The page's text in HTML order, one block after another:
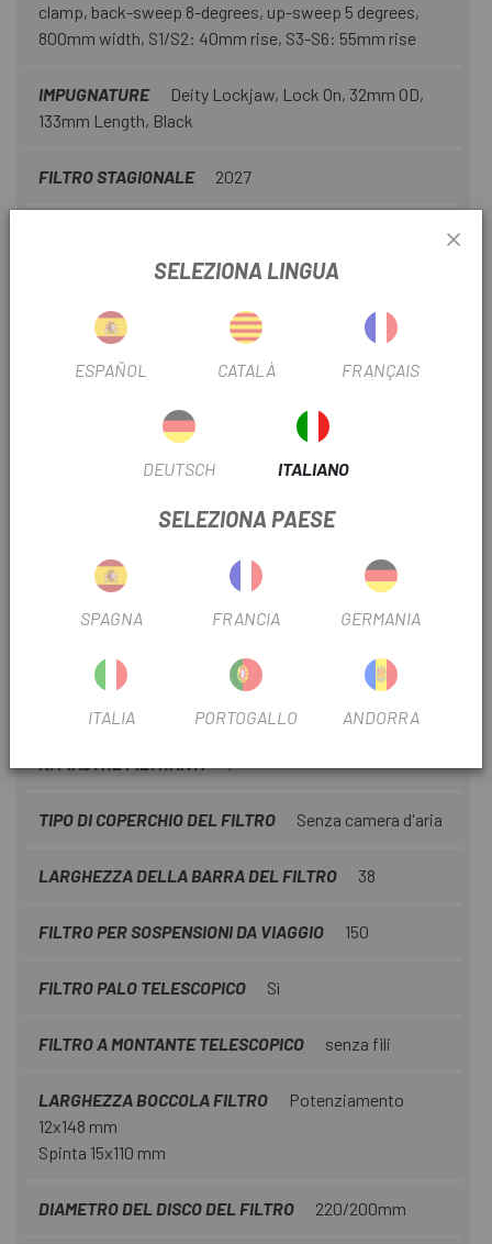
clamp, back-sweep 8-degrees, up-sweep 5 degrees,
800mm width, S1/S2: 40mm rise, S3-S6: 55mm rise
IMPUGNATURE
Deity Lockjaw, Lock On, 32mm OD,
133mm Length, Black
FILTRO STAGIONALE 2027
FILTRO MATERIALE Carbonio
FILTRO MOTORE Specialized
FILTRO BATTERIA 840
FILTRO MODALITÀ MONTAGNA
TIPO FILTRO DI TRASMISSIONE elettronica
N. PIASTRE FILTRANTI 1
TIPO DI COPERCHIO DEL FILTRO Senza camera d'aria
LARGHEZZA DELLA BARRA DEL FILTRO 38
FILTRO PER SOSPENSIONI DA VIAGGIO 150
FILTRO PALO TELESCOPICO Sì
FILTRO A MONTANTE TELESCOPICO senza fili
LARGHEZZA BOCCOLA FILTRO
Potenziamento
12x148 mm
Spinta 15x110 mm
DIAMETRO DEL DISCO DEL FILTRO 220/200mm
SELEZIONA LINGUA
ESPAÑOL CATALÀ FRANÇAIS
DEUTSCH ITALIANO
SELEZIONA PAESE
SPAGNA FRANCIA GERMANIA
ITALIA PORTOGALLO ANDORRA